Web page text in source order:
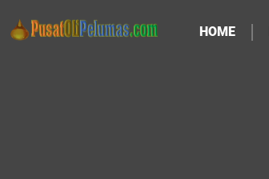
HOME